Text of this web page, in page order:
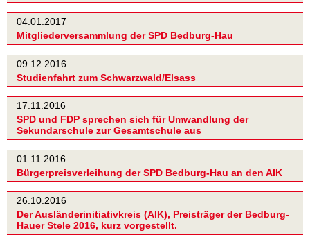
04.01.2017
Mitgliederversammlung der SPD Bedburg-Hau
09.12.2016
Studienfahrt zum Schwarzwald/Elsass
17.11.2016
SPD und FDP sprechen sich für Umwandlung der
Sekundarschule zur Gesamtschule aus
01.11.2016
Bürgerpreisverleihung der SPD Bedburg-Hau an den AIK
26.10.2016
Der Ausländerinitiativkreis (AIK), Preisträger der Bedburg-
Hauer Stele 2016, kurz vorgestellt.